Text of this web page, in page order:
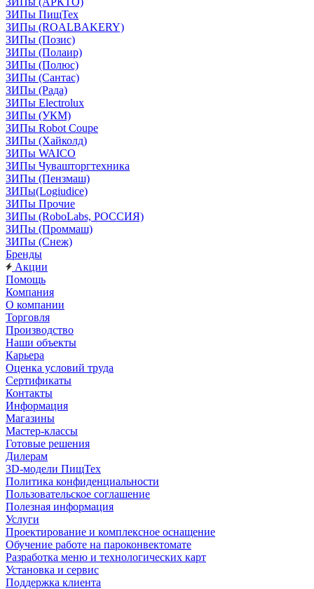
ЗИПы ПищТех
ЗИПы (ROALBAKERY)
ЗИПы (Позис)
ЗИПы (Полаир)
ЗИПы (Полюс)
ЗИПы (Сантас)
ЗИПы (Рада)
ЗИПы Electrolux
ЗИПы (УКМ)
ЗИПы Robot Coupe
ЗИПы (Хайколд)
ЗИПы WAICO
ЗИПы Чувашторгтехника
ЗИПы (Пензмаш)
ЗИПы(Logiudice)
ЗИПы Прочие
ЗИПы (RoboLabs, РОССИЯ)
ЗИПы (Проммаш)
ЗИПы (Снеж)
Бренды
Акции
Помощь
Компания
О компании
Торговля
Производство
Наши объекты
Карьера
Оценка условий труда
Сертификаты
Контакты
Информация
Магазины
Мастер-классы
Готовые решения
Дилерам
3D-модели ПищТех
Политика конфиденциальности
Пользовательское соглашение
Полезная информация
Услуги
Проектирование и комплексное оснащение
Обучение работе на пароконвектомате
Разработка меню и технологических карт
Установка и сервис
Поддержка клиента